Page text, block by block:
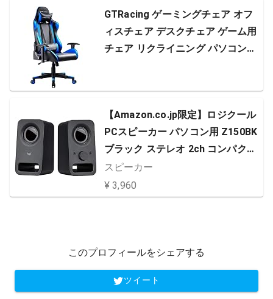
GTRacing ゲーミングチェア オフ
ィスチェア デスクチェア ゲーム用
チェア リクライニング パソコンチ
ULE)
【Amazon.co.jp限定】ロジクール
PCスピーカー パソコン用 Z150BK
ブラック ステレオ 2ch コンパクト
3.5mm入力対応 PC スピーカー 国
内正規品 2年間メーカー保証
スピーカー
¥ 3,960
このプロフィールをシェアする
ツイート